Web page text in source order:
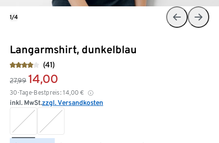
Langarmshirt, dunkelblau
(41)
27,99 14,00
30-Tage-Bestpreis: 14,00 €
inkl. MwSt.zzgl. Versandkosten
1/4